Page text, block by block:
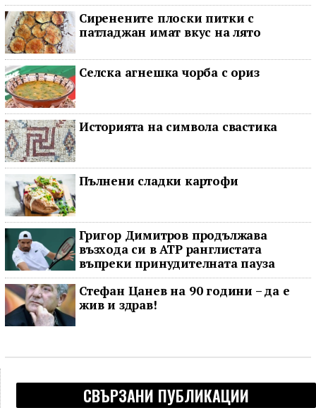
Сиренените плоски питки с
патладжан имат вкус на лято
Селска агнешка чорба с ориз
Историята на символа свастика
Пълнени сладки картофи
Григор Димитров продължава
възхода си в ATP ранглистата
въпреки принудителната пауза
Стефан Цанев на 90 години – да е
жив и здрав!
СВЪРЗАНИ ПУБЛИКАЦИИ